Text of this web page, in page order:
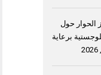
للاستثمار 2026” يعزز الحوار حول
برعاية